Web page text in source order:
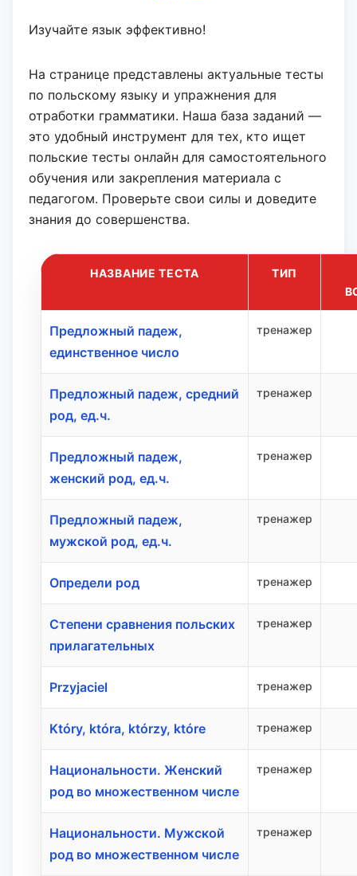
Изучайте язык эффективно!
На странице представлены актуальные тесты
по польскому языку и упражнения для
отработки грамматики. Наша база заданий —
это удобный инструмент для тех, кто ищет
польские тесты онлайн для самостоятельного
обучения или закрепления материала с
педагогом. Проверьте свои силы и доведите
знания до совершенства.
НАЗВАНИЕ ТЕСТА
ТИП
Предложный падеж,
единственное число
тренажер
Предложный падеж, средний
род, ед.ч.
тренажер
Предложный падеж,
женский род, ед.ч.
тренажер
Предложный падеж,
мужской род, ед.ч.
тренажер
Определи род тренажер
Степени сравнения польских
прилагательных
тренажер
Przyjaciel тренажер
Który, która, którzy, które тренажер
Национальности. Женский
род во множественном числе
тренажер
Национальности. Мужской
род во множественном числе
тренажер